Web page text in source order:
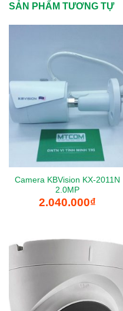
SẢN PHẨM TƯƠNG TỰ
Camera KBVision KX-2011N
2.0MP
2.040.000₫